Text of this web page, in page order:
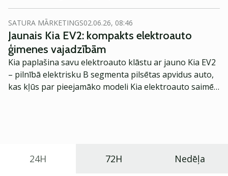
plūdus var palielināt arī vietējā akciju un obligāciju
tirgus virzienā. Nav izslēgts, ka pie Baltijas vērtspapīru
tirgus pamatā ļoti ierobežotās likviditātes tam beigās
būs pat visai redzama ietekme uz cenām.
SATURA MĀRKETINGS02.06.26, 08:46
Jaunais Kia EV2: kompakts elektroauto
ģimenes vajadzībām
Kia paplašina savu elektroauto klāstu ar jauno Kia EV2
– pilnībā elektrisku B segmenta pilsētas apvidus auto,
kas kļūs par pieejamāko modeli Kia elektroauto saimē
24H 72H Nedēļa